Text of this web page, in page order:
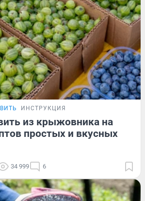
ИНСТРУКЦИЯ
из крыжовника на
простых и вкусных
34 999 6